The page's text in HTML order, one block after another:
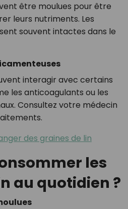
être moulues pour être
leurs nutriments. Les
souvent intactes dans le
interagir avec certains
les anticoagulants ou les
Consultez votre médecin
des graines de lin
les
au quotidien ?